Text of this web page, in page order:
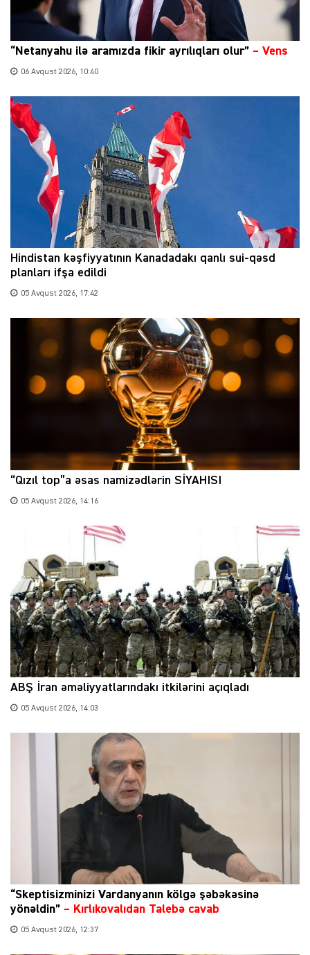
“Netanyahu ilə aramızda fikir ayrılıqları olur” – Vens
06 Avqust 2026, 10:40
Hindistan kəşfiyyatının Kanadadakı qanlı sui-qəsd
planları ifşa edildi
05 Avqust 2026, 17:42
“Qızıl top”a əsas namizədlərin SİYAHISI
05 Avqust 2026, 14:16
ABŞ İran əməliyyatlarındakı itkilərini açıqladı
05 Avqust 2026, 14:03
“Skeptisizminizi Vardanyanın kölgə şəbəkəsinə
yönəldin” – Kırlıkovalıdan Talebə cavab
05 Avqust 2026, 12:37